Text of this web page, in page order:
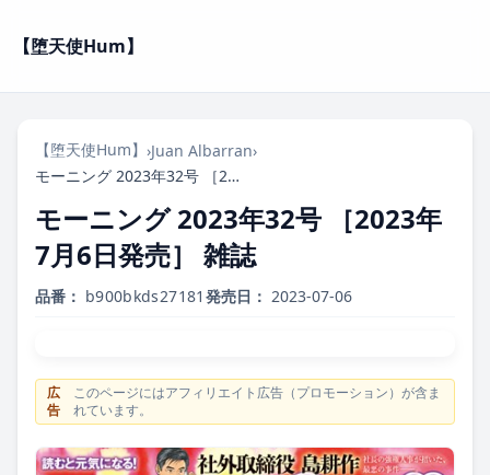
【堕天使Hum】
【堕天使Hum】 ›Juan Albarran›
モーニング 2023年32号 ［2023年7月6日発売］ 雑誌
モーニング 2023年32号 ［2023年
7月6日発売］ 雑誌
品番： b900bkds27181 発売日： 2023-07-06
広
告
このページにはアフィリエイト広告（プロモーション）が含ま
れています。